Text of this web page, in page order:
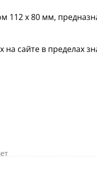
112 х 80 мм,
сайте в пределах